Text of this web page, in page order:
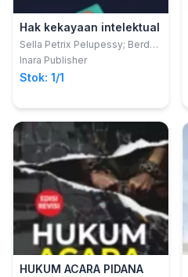
Hak kekayaan intelektual
Sella Petrix Pelupessy; Berd
Elkiopas Pelupessy
Inara Publisher
Stok: 1/1
HUKUM ACARA PIDANA